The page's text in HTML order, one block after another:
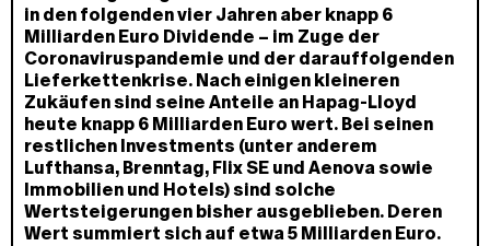
in den folgenden vier Jahren aber knapp 6
Milliarden Euro Dividende – im Zuge der
Coronaviruspandemie und der darauffolgenden
Lieferkettenkrise. Nach einigen kleineren
Zukäufen sind seine Anteile an Hapag-Lloyd
heute knapp 6 Milliarden Euro wert. Bei seinen
restlichen Investments (unter anderem
Lufthansa, Brenntag, Flix SE und Aenova sowie
Immobilien und Hotels) sind solche
Wertsteigerungen bisher ausgeblieben. Deren
Wert summiert sich auf etwa 5 Milliarden Euro.